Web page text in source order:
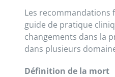
Les recommandations
guide de pratique
changements dans la
dans plusieurs
Définition de la mort